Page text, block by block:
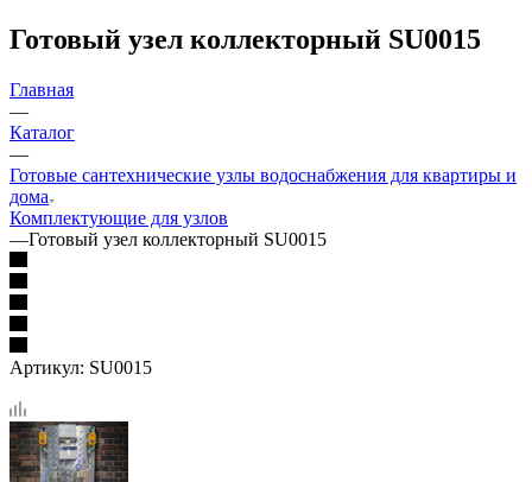
Готовый узел коллекторный SU0015
Главная
—
Каталог
—
Готовые сантехнические узлы водоснабжения для квартиры и
дома
Комплектующие для узлов
—Готовый узел коллекторный SU0015
Артикул: SU0015